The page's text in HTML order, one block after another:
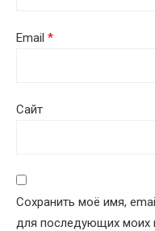
Email *
Сайт
Сохранить моё имя,
для последующих моих